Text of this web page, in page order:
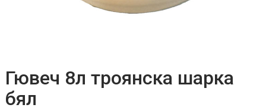
Гювеч 8л троянска шарка
бял